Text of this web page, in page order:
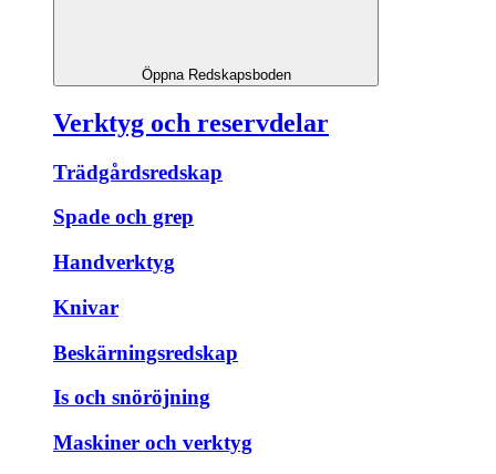
Öppna Redskapsboden
Verktyg och reservdelar
Trädgårdsredskap
Spade och grep
Handverktyg
Knivar
Beskärningsredskap
Is och snöröjning
Maskiner och verktyg